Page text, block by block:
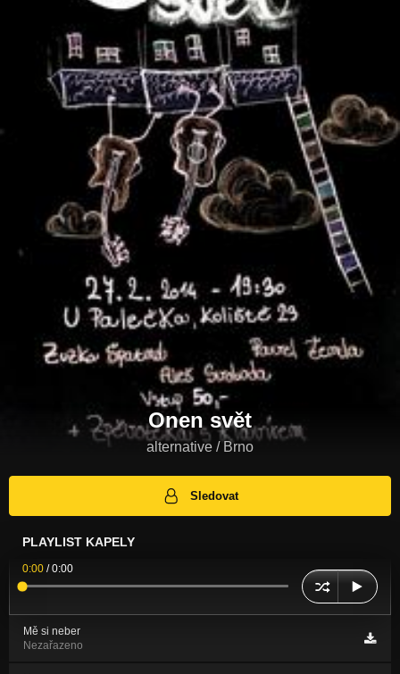
Onen svět
alternative / Brno
Sledovat
PLAYLIST KAPELY
0:00 /0:00
Mě si neber
Nezařazeno